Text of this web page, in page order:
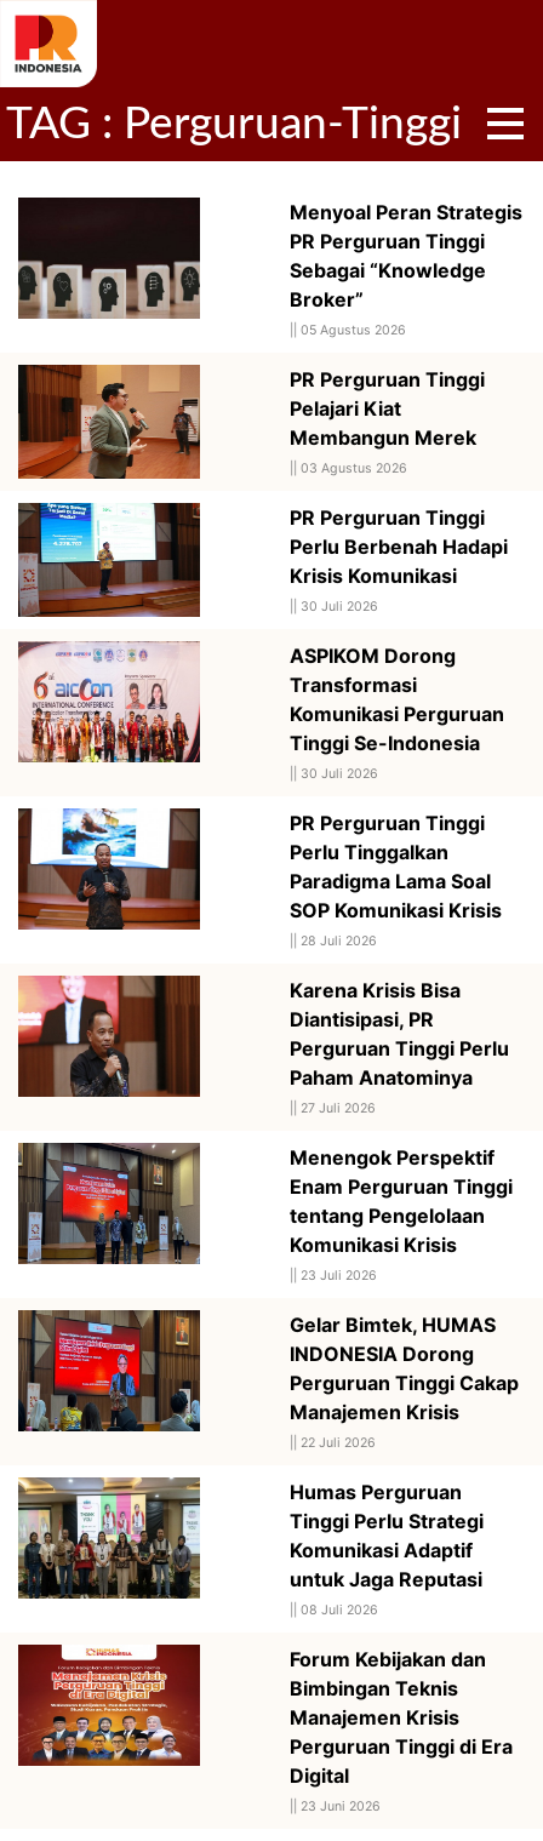
TAG : Perguruan-Tinggi
Menyoal Peran Strategis
PR Perguruan Tinggi
Sebagai “Knowledge
Broker”
05 Agustus 2026
PR Perguruan Tinggi
Pelajari Kiat
Membangun Merek
03 Agustus 2026
PR Perguruan Tinggi
Perlu Berbenah Hadapi
Krisis Komunikasi
30 Juli 2026
ASPIKOM Dorong
Transformasi
Komunikasi Perguruan
Tinggi Se-Indonesia
30 Juli 2026
PR Perguruan Tinggi
Perlu Tinggalkan
Paradigma Lama Soal
SOP Komunikasi Krisis
28 Juli 2026
Karena Krisis Bisa
Diantisipasi, PR
Perguruan Tinggi Perlu
Paham Anatominya
27 Juli 2026
Menengok Perspektif
Enam Perguruan Tinggi
tentang Pengelolaan
Komunikasi Krisis
23 Juli 2026
Gelar Bimtek, HUMAS
INDONESIA Dorong
Perguruan Tinggi Cakap
Manajemen Krisis
22 Juli 2026
Humas Perguruan
Tinggi Perlu Strategi
Komunikasi Adaptif
untuk Jaga Reputasi
08 Juli 2026
Forum Kebijakan dan
Bimbingan Teknis
Manajemen Krisis
Perguruan Tinggi di Era
Digital
23 Juni 2026